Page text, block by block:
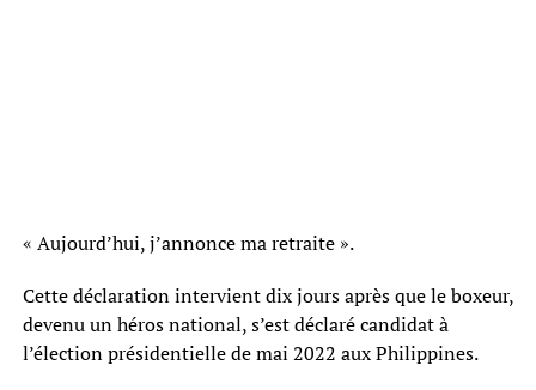
« Aujourd’hui, j’annonce ma retraite ».
Cette déclaration intervient dix jours après que le boxeur,
devenu un héros national, s’est déclaré candidat à
l’élection présidentielle de mai 2022 aux Philippines.